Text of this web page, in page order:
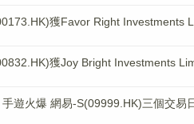
獲Favor Right Investments
獲Joy Bright Investments
手遊火爆 網易-S(09999.HK)三個交易